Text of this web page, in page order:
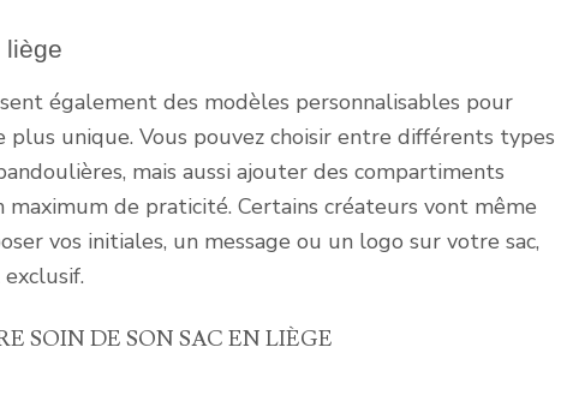
liège
également des modèles personnalisables pour
plus unique. Vous pouvez choisir entre différents types
mais aussi ajouter des compartiments
de praticité. Certains créateurs vont même
vos initiales, un message ou un logo sur votre sac,
SOIN DE SON SAC EN LIÈGE